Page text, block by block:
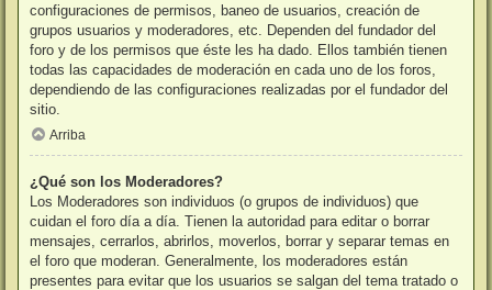
configuraciones de permisos, baneo de usuarios, creación de
grupos usuarios y moderadores, etc. Dependen del fundador del
foro y de los permisos que éste les ha dado. Ellos también tienen
todas las capacidades de moderación en cada uno de los foros,
dependiendo de las configuraciones realizadas por el fundador del
sitio.
Arriba
¿Qué son los Moderadores?
Los Moderadores son individuos (o grupos de individuos) que
cuidan el foro día a día. Tienen la autoridad para editar o borrar
mensajes, cerrarlos, abrirlos, moverlos, borrar y separar temas en
el foro que moderan. Generalmente, los moderadores están
presentes para evitar que los usuarios se salgan del tema tratado o